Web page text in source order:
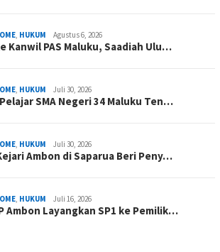
, HUKUM Agustus 6, 2026
Kanwil PAS Maluku, Saadiah Ulu…
, HUKUM Juli 30, 2026
SMA Negeri 34 Maluku Ten…
, HUKUM Juli 30, 2026
Ambon di Saparua Beri Peny…
, HUKUM Juli 16, 2026
Ambon Layangkan SP1 ke Pemilik…